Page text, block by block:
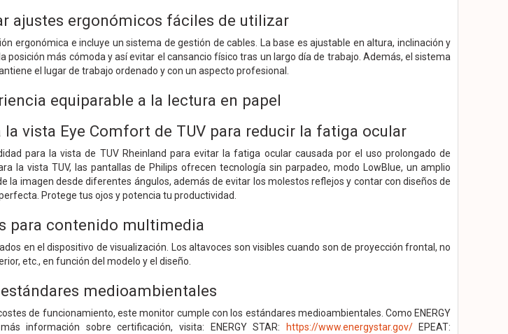
ajustes ergonómicos fáciles de utilizar
ergonómica e incluye un sistema de gestión de cables. La base es ajustable en altura, inclinación y
posición más cómoda y así evitar el cansancio físico tras un largo día de trabajo. Además, el sistema
el lugar de trabajo ordenado y con un aspecto profesional.
equiparable a la lectura en papel
vista Eye Comfort de TUV para reducir la fatiga ocular
para la vista de TUV Rheinland para evitar la fatiga ocular causada por el uso prolongado de
la vista TUV, las pantallas de Philips ofrecen tecnología sin parpadeo, modo LowBlue, un amplio
la imagen desde diferentes ángulos, además de evitar los molestos reflejos y contar con diseños de
Protege tus ojos y potencia tu productividad.
para contenido multimedia
en el dispositivo de visualización. Los altavoces son visibles cuando son de proyección frontal, no
etc., en función del modelo y el diseño.
medioambientales
de funcionamiento, este monitor cumple con los estándares medioambientales. Como ENERGY
información sobre certificación, visita: ENERGY STAR:
https://www.energystar.gov/EPEAT: